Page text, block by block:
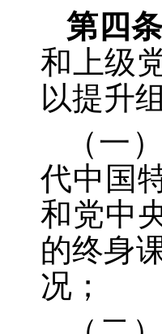
第四
和上级
以提升
（一
代中国
和党中
的终身
况；